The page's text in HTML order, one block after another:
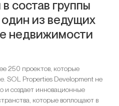
состав группы
из ведущих
недвижимости
250 проектов, которые
SOL Properties Development не
и создает инновационные
которые воплощают в